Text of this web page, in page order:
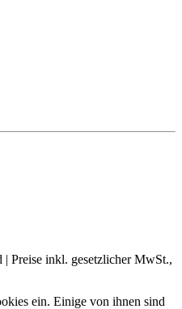
Preise inkl. gesetzlicher MwSt.,
ein. Einige von ihnen sind